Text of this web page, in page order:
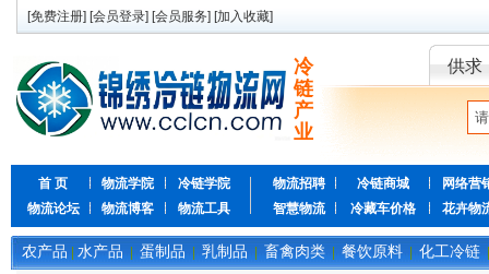
[免费注册] [会员登录] [会员服务] [加入收藏]
冷
链
产
业
供求
首 页 物流学院
冷链学院
物流论坛
物流博客 物流工具
物流招聘 冷链商城
网络营
智慧物流
冷藏车价格 花卉物
农产品 水产品 蛋制品 乳制品 畜禽肉类 餐饮原料 化工冷链